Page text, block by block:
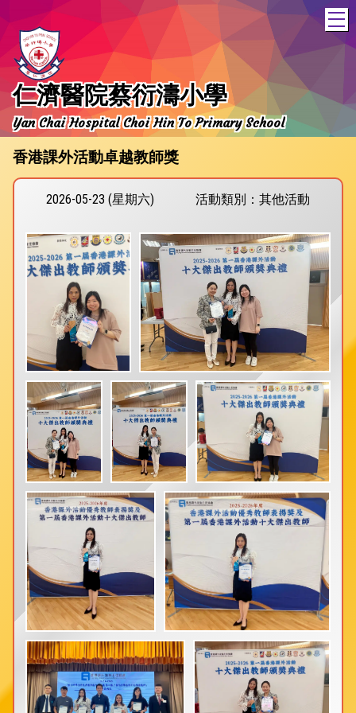
仁濟醫院蔡衍濤小學
Yan Chai Hospital Choi Hin To Primary School
香港課外活動卓越教師獎
2026-05-23 (星期六) 活動類別：其他活動